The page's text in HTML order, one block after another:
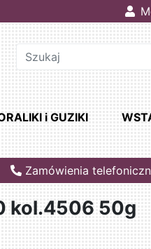
i GUZIKI
Zamówienia
kol.4506 50g